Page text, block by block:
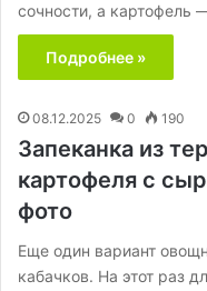
сочности, а картофель
Подробнее »
08.12.2025 0 190
Запеканка из
картофеля с
фото
Еще один вариант
кабачков. На этот раз